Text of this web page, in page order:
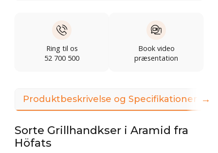
Ring til os
52 700 500
Book video
præsentation
Produktbeskrivelse og Specifikationer
Sorte Grillhandkser i Aramid fra
Höfats
→